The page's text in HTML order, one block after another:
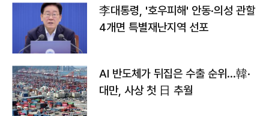
李대통령, '호우피해' 안동·의성 관할
4개면 특별재난지역 선포
AI 반도체가 뒤집은 수출 순위…韓·
대만, 사상 첫 日 추월